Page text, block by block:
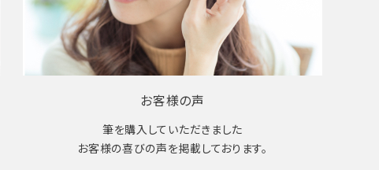
お客様の声
筆を購入していただきました
お客様の喜びの声を掲載しております。